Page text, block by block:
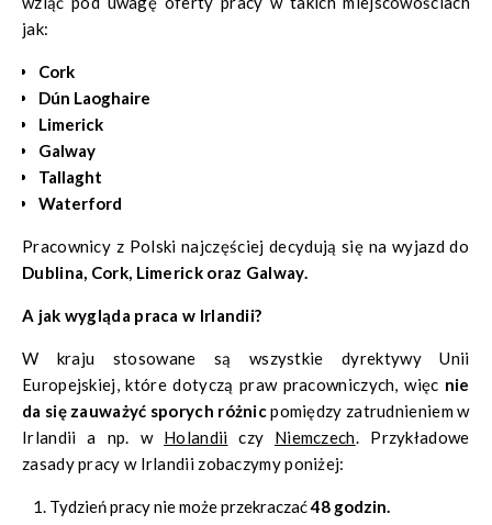
jak:
Cork
Dún Laoghaire
Limerick
Galway
Tallaght
Waterford
Pracownicy z Polski najczęściej decydują się na wyjazd do
Dublina, Cork, Limerick oraz Galway.
A jak wygląda praca w Irlandii?
W kraju stosowane są wszystkie dyrektywy Unii
Europejskiej, które dotyczą praw pracowniczych, więc nie
da się zauważyć sporych różnicpomiędzy zatrudnieniem w
Irlandii a np. w Holandii czy Niemczech. Przykładowe
zasady pracy w Irlandii zobaczymy poniżej:
Tydzień pracy nie może przekraczać48 godzin.